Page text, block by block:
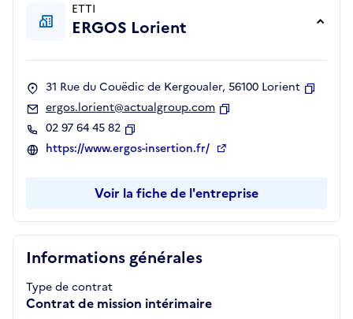
Informations générales
Type de contrat
Contrat de mission intérimaire
ETTI
ERGOS Lorient
31 Rue du Couëdic de Kergoualer, 56100 Lorient
ergos.lorient@actualgroup.com
02 97 64 45 82
Copier
https://www.ergos-insertion.fr/
Voir la fiche de l'entreprise